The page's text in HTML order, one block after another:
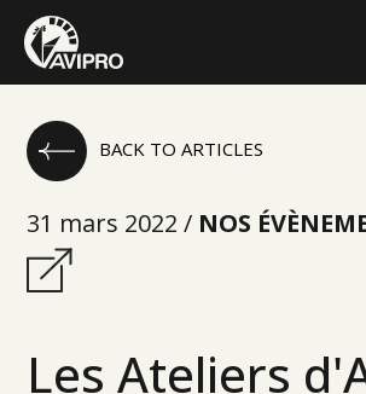
31 mars 2022 / NOS
BACK TO ARTICLES
Les Ateliers